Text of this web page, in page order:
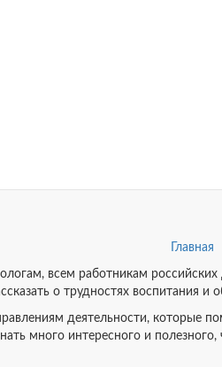
Главная
всем работникам
о трудностях воспитания и
деятельности, которые
много интересного и